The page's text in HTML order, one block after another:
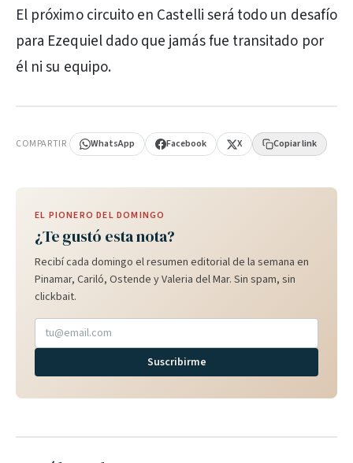
El próximo circuito en Castelli será todo un desafío
para Ezequiel dado que jamás fue transitado por
él ni su equipo.
COMPARTIR WhatsApp Facebook X Copiar link
EL PIONERO DEL DOMINGO
¿Te gustó esta nota?
Recibí cada domingo el resumen editorial de la semana en
Pinamar, Cariló, Ostende y Valeria del Mar. Sin spam, sin
clickbait.
Suscribirme